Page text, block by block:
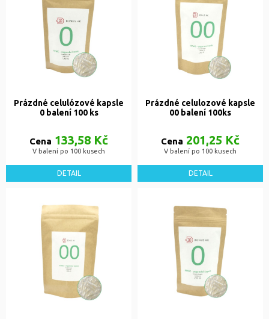
Prázdné celulózové kapsle
0 balení 100 ks
Cena 133,58 Kč
V balení po 100 kusech
DETAIL
Prázdné celulozové kapsle
00 balení 100ks
Cena 201,25 Kč
V balení po 100 kusech
DETAIL